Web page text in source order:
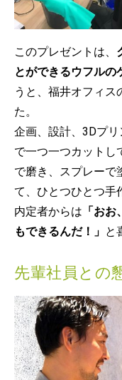
このプレゼントは、
とができるウフルの
うと、福井オフィス
た。
企画、設計、3Dプ
で一つ一つカットし
で磨き、スプレーで
て、ひとつひとつ手
内定者からは 「お
もできるんだ！」 と
先輩社員との